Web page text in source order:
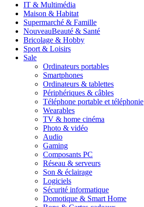
IT & Multimédia
Maison & Habitat
Supermarché & Famille
NouveauBeauté & Santé
Bricolage & Hobby
Sport & Loisirs
Sale
Ordinateurs portables
Smartphones
Ordinateurs & tablettes
Périphériques & câbles
Téléphone portable et téléphonie
Wearables
TV & home cinéma
Photo & vidéo
Audio
Gaming
Composants PC
Réseau & serveurs
Son & éclairage
Logiciels
Sécurité informatique
Domotique & Smart Home